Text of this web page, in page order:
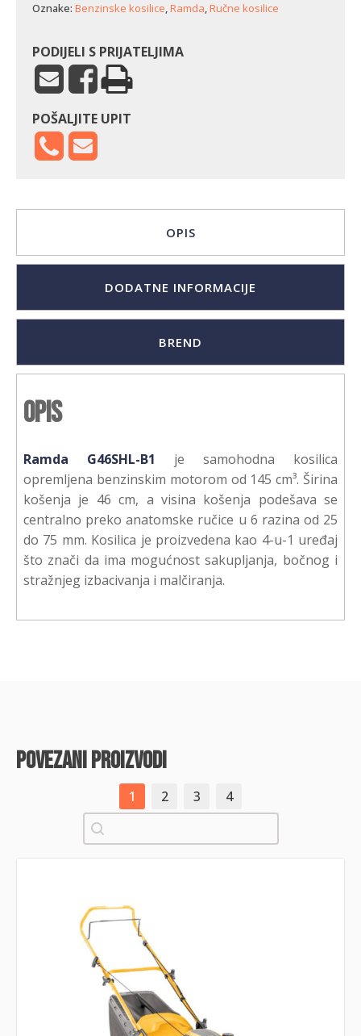
Oznake: Benzinske kosilice,Ramda,Ručne kosilice
PODIJELI S PRIJATELJIMA
POŠALJITE UPIT
OPIS
DODATNE INFORMACIJE
BREND
Opis
Ramda G46SHL-B1 je samohodna kosilica
opremljena benzinskim motorom od 145 cm³. Širina
košenja je 46 cm, a visina košenja podešava se
centralno preko anatomske ručice u 6 razina od 25
do 75 mm. Kosilica je proizvedena kao 4-u-1 uređaj
što znači da ima mogućnost sakupljanja, bočnog i
stražnjeg izbacivanja i malčiranja.
povezani proizvodi
1 2 3
4
Pretraži